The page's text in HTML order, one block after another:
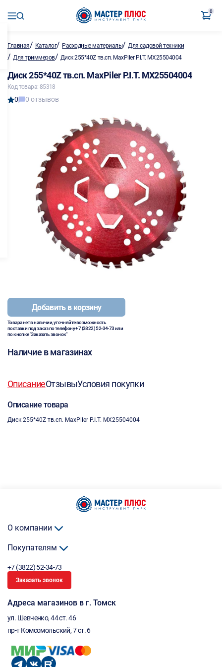
0
Главная/ Каталог/ Расходные материалы/Для садовой техники
/ Для триммеров/ Диск 255*40Z тв.сп. MaxPiler P.I.T. MX25504004
Диск 255*40Z тв.сп. MaxPiler P.I.T. MX25504004
Код товара: 85318
0 0 отзывов
Добавить в корзину
Товара нет в наличии, уточняйте возможность
поставки под заказ по телефону+7 (3822) 52-34-73или
по кнопке "Заказать звонок"
Наличие в магазинах
ОписаниеОтзывыУсловия покупки
Описание товара
Диск 255*40Z тв.сп. MaxPiler P.I.T. MX25504004
О компании
Покупателям
+7 (3822) 52-34-73
Заказать звонок
Адреса магазинов в г. Томск
ул. Шевченко, 44 ст. 46
пр-т Комсомольский, 7 ст. 6